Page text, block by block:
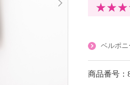
ベルポニ
商品番号：